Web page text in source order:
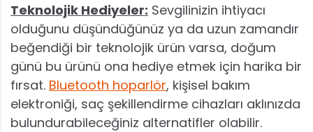
Teknolojik Hediyeler: Sevgilinizin ihtiyacı
olduğunu düşündüğünüz ya da uzun zamandır
beğendiği bir teknolojik ürün varsa, doğum
günü bu ürünü ona hediye etmek için harika bir
fırsat. Bluetooth hoparlör, kişisel bakım
elektroniği, saç şekillendirme cihazları aklınızda
bulundurabileceğiniz alternatifler olabilir.